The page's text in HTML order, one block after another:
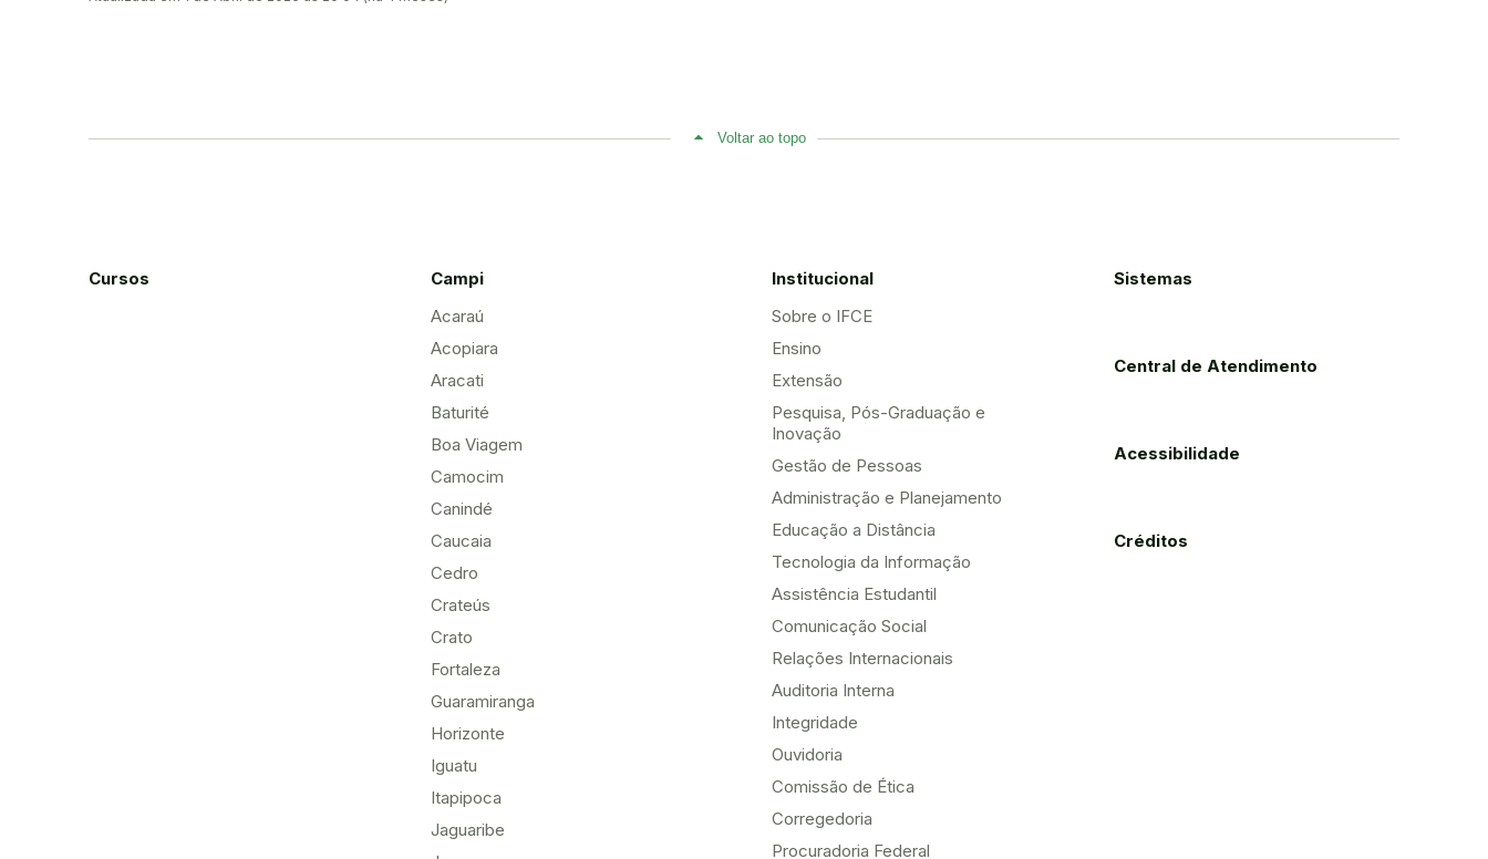
Voltar ao topo
Cursos
Campi
Acaraú
Acopiara
Aracati
Baturité
Boa Viagem
Camocim
Canindé
Caucaia
Cedro
Crateús
Crato
Fortaleza
Guaramiranga
Horizonte
Iguatu
Itapipoca
Jaguaribe
Institucional
Sobre o IFCE
Ensino
Extensão
Pesquisa, Pós-Graduação e
Inovação
Gestão de Pessoas
Administração e Planejamento
Educação a Distância
Tecnologia da Informação
Assistência Estudantil
Comunicação Social
Relações Internacionais
Auditoria Interna
Integridade
Ouvidoria
Comissão de Ética
Corregedoria
Procuradoria Federal
Sistemas
Central de Atendimento
Acessibilidade
Créditos